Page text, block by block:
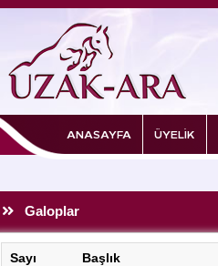
ANASAYFA ÜYELİK
Galoplar
Sayı Başlık